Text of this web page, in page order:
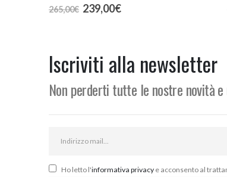
265,00€ Il
prezzo
239,00€Il
Iscriviti alla newsletter
Non perderti tutte le nostre novità
Ho letto l'informativa privacy e acconsento al